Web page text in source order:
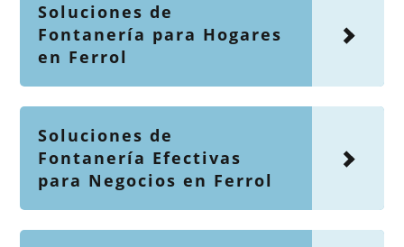
Soluciones de
Fontanería para Hogares
en Ferrol
Soluciones de
Fontanería Efectivas
para Negocios en Ferrol